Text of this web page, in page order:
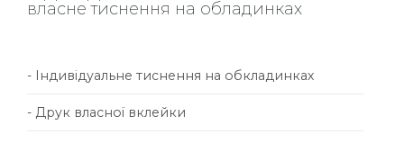
власне тиснення на обладинках
- Індивідуальне тиснення на обкладинках
- Друк власної вклейки